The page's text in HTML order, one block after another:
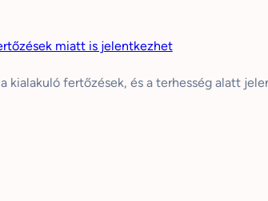
miatt is jelentkezhet
fertőzések, és a terhesség alatt